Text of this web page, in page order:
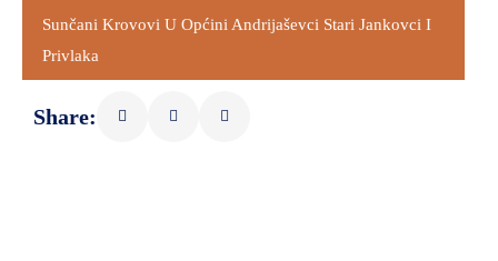
Sunčani Krovovi U Općini Andrijaševci Stari Jankovci I
Privlaka
Share: